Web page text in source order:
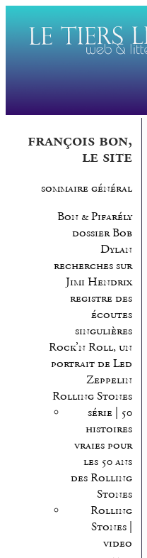
françois bon,
le site
sommaire général
Bon & Pifarély
dossier Bob
Dylan
recherches sur
Jimi Hendrix
registre des
écoutes
singulières
Rock’n Roll, un
portrait de Led
Zeppelin
Rolling Stones
série | 50
histoires
vraies pour
les 50 ans
des Rolling
Stones
Rolling
Stones |
video